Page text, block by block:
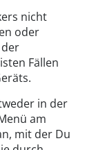
nicht
oder
der
Fällen
in der
am
mit der Du